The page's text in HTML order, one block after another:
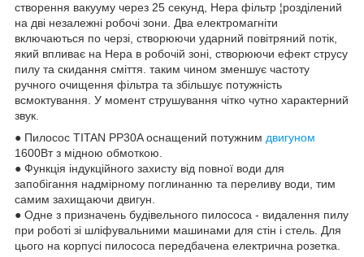
створення вакууму через 25 секунд, Hepa фільтр ¦розділений
на дві незалежні робочі зони. Два електромагніти
включаються по черзі, створюючи ударний повітряний потік,
який впливає на Hepa в робочій зоні, створюючи ефект струсу
пилу та скидання сміття. таким чином зменшує частоту
ручного очищення фільтра та збільшує потужність
всмоктування. У момент струшування чітко чутно характерний
звук.
● Пилосос TITAN PP30A оснащений потужним двигуном
1600Вт з мідною обмоткою.
● Функція індукційного захисту від повної води для
запобігання надмірному поглинанню та переливу води, тим
самим захищаючи двигун.
● Одне з призначень будівельного пилососа - видалення пилу
при роботі зі шліфувальними машинами для стін і стель. Для
цього на корпусі пилососа передбачена електрична розетка.